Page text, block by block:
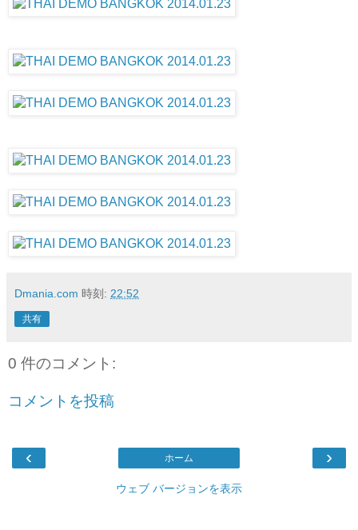
Dmania.com 時刻: 22:52
共有
0 件のコメント:
コメントを投稿
‹ ›
ホーム
ウェブ バージョンを表示